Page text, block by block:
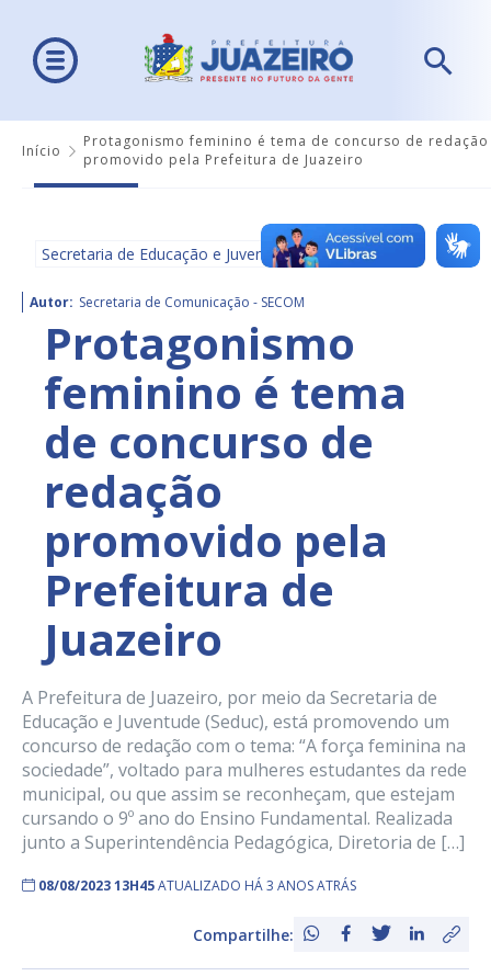
Início
Protagonismo feminino é tema de concurso de redação
promovido pela Prefeitura de Juazeiro
Secretaria de Educação e Juventude - SEDUC
Autor: Secretaria de Comunicação - SECOM
Protagonismo
feminino é tema
de concurso de
redação
promovido pela
Prefeitura de
Juazeiro
A Prefeitura de Juazeiro, por meio da Secretaria de
Educação e Juventude (Seduc), está promovendo um
concurso de redação com o tema: “A força feminina na
sociedade”, voltado para mulheres estudantes da rede
municipal, ou que assim se reconheçam, que estejam
cursando o 9º ano do Ensino Fundamental. Realizada
junto a Superintendência Pedagógica, Diretoria de […]
08/08/2023 13H45ATUALIZADO HÁ 3 ANOS ATRÁS
Compartilhe: